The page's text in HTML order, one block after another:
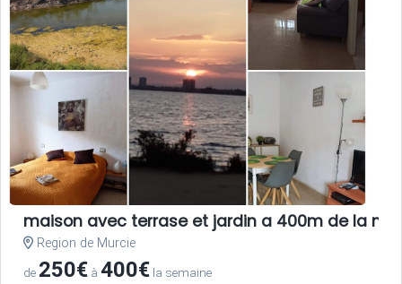
maison avec terrase et jardin a 400m de la mer
Region de Murcie
de 250€ à 400€ la semaine